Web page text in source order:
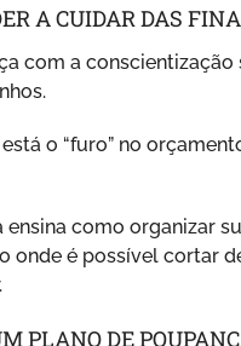
A CUIDAR DAS
com a conscientização
o “furo” no
ensina como organizar
onde é possível cortar
PLANO DE